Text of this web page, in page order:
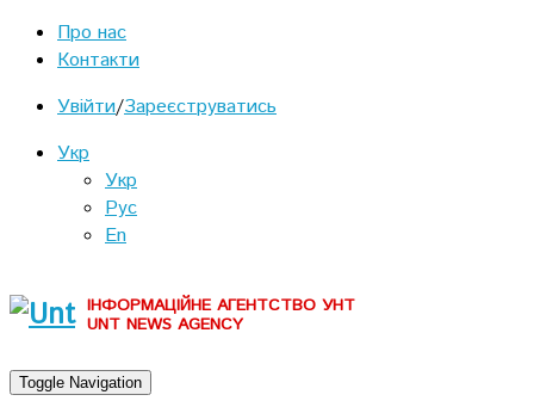
Про нас
Контакти
Увійти/Зареєструватись
Укр
Укр
Рус
En
ІНФОРМАЦІЙНЕ АГЕНТСТВО УНТ
UNT NEWS AGENCY
Toggle Navigation